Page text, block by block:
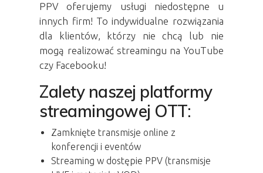
PPVoferujemy usługi niedostępne u
innych firm! To indywidualne rozwiązania
dla klientów, którzy nie chcą lub nie
mogą realizować streamingu na YouTube
czy Facebooku!
Zalety naszej platformy
streamingowej OTT:
Zamknięte transmisje online z
konferencji i eventów
Streaming w dostępie PPV (transmisje